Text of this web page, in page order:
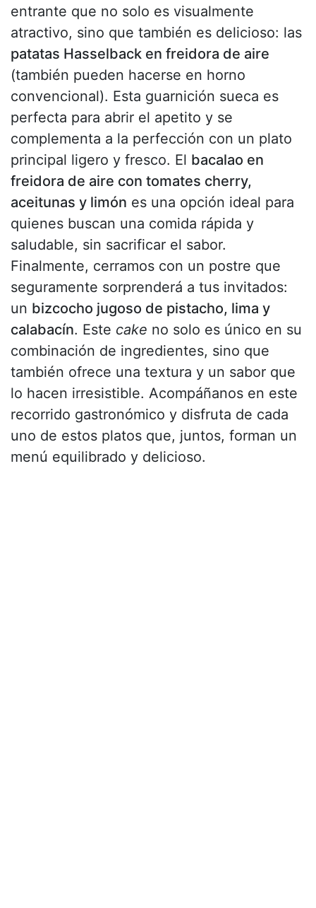
entrante que no solo es visualmente
atractivo, sino que también es delicioso: las
patatas Hasselback en freidora de aire
(también pueden hacerse en horno
convencional). Esta guarnición sueca es
perfecta para abrir el apetito y se
complementa a la perfección con un plato
principal ligero y fresco. El bacalao en
freidora de aire con tomates cherry,
aceitunas y limón es una opción ideal para
quienes buscan una comida rápida y
saludable, sin sacrificar el sabor.
Finalmente, cerramos con un postre que
seguramente sorprenderá a tus invitados:
un bizcocho jugoso de pistacho, lima y
calabacín. Este cake no solo es único en su
combinación de ingredientes, sino que
también ofrece una textura y un sabor que
lo hacen irresistible. Acompáñanos en este
recorrido gastronómico y disfruta de cada
uno de estos platos que, juntos, forman un
menú equilibrado y delicioso.